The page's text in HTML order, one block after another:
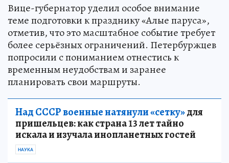
Вице-губернатор уделил особое внимание
теме подготовки к празднику «Алые паруса»,
отметив, что это масштабное событие требует
более серьёзных ограничений. Петербуржцев
попросили с пониманием отнестись к
временным неудобствам и заранее
планировать свои маршруты.
Над СССР военные натянули «сетку»для
пришельцев: как страна 13 лет тайно
искала и изучала инопланетных гостей
НАУКА